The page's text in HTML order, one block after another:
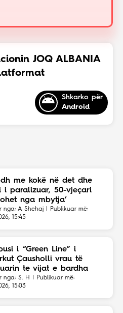
JOQ ALBANIA
Shkarko për
Android
me kokë në det dhe
i paralizuar, 50-vjeçari
nga mbytja’
nga: A Shehaj | Publikuar më:
15:45
i “Green Line” i
Çausholli vrau të
te vijat e bardha
nga: S. H | Publikuar më:
15:03